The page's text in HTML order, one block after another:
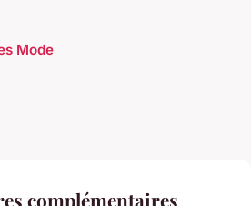
Mode
complémentaires